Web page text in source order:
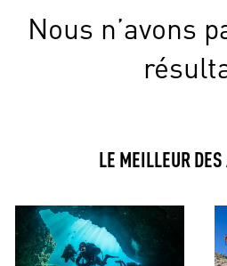
Nous n’avons
LE MEILLEUR